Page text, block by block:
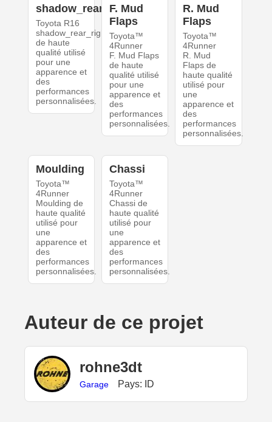
shadow_rear_right
Toyota R16
shadow_rear_right
de haute
qualité utilisé
pour une
apparence et
des
performances
personnalisées.
F. Mud
Flaps
Toyota™
4Runner
F. Mud Flaps
de haute
qualité utilisé
pour une
apparence et
des
performances
personnalisées.
R. Mud
Flaps
Toyota™
4Runner
R. Mud
Flaps de
haute qualité
utilisé pour
une
apparence et
des
performances
personnalisées.
Moulding
Toyota™
4Runner
Moulding de
haute qualité
utilisé pour
une
apparence et
des
performances
personnalisées.
Chassi
Toyota™
4Runner
Chassi de
haute qualité
utilisé pour
une
apparence et
des
performances
personnalisées.
Auteur de ce projet
rohne3dt
Garage Pays: ID